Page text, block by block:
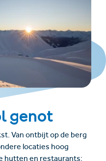
genot
Van ontbijt op de berg
locaties hoog
hutten en restaurants: